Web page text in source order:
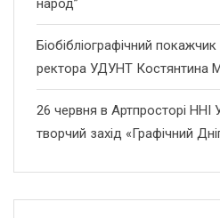
народ”
Біобібліографічний
ректора УДУНТ Костянтина
26 червня в Артпросторі ННІ
творчий захід «Графічний